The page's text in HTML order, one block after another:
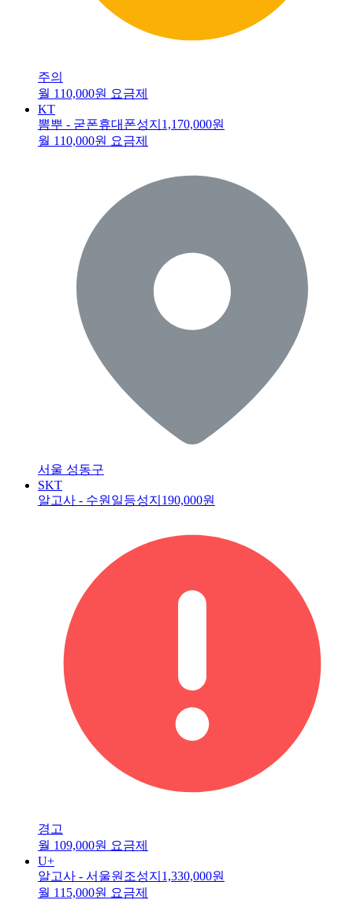
주의
월 110,000원 요금제
KT
뽐뿌 - 굳폰휴대폰성지 1,170,000원
월 110,000원 요금제
서울 성동구
SKT
알고사 - 수원일등성지 190,000원
경고
월 109,000원 요금제
U+
알고사 - 서울원조성지 1,330,000원
월 115,000원 요금제